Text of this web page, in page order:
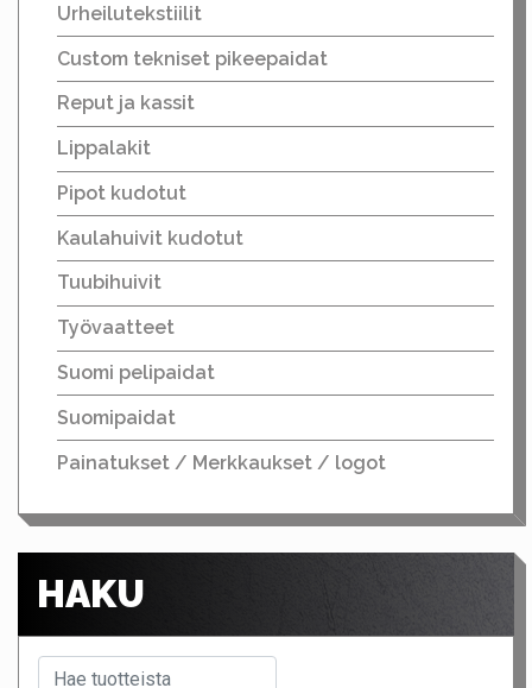
Urheilutekstiilit
Custom tekniset pikeepaidat
Reput ja kassit
Lippalakit
Pipot kudotut
Kaulahuivit kudotut
Tuubihuivit
Työvaatteet
Suomi pelipaidat
Suomipaidat
Painatukset / Merkkaukset / logot
HAKU